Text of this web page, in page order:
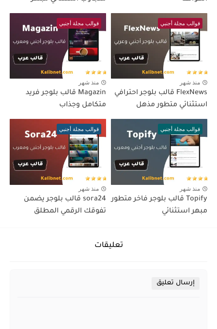
قوالب مجلة أجنبي
منذ شهر
FlexNews قالب بلوجر احترافي
استثنائي متطور مذهل
قوالب مجلة أجنبي
منذ شهر
Magazin قالب بلوجر فريد
متكامل وجذاب
قوالب مجلة أجنبي
منذ شهر
Topify قالب بلوجر فاخر متطور
مبهر استثنائي
قوالب مجلة أجنبي
منذ شهر
sora24 قالب بلوجر يضمن
تفوقك الرقمي المطلق
تعليقات
إرسال تعليق